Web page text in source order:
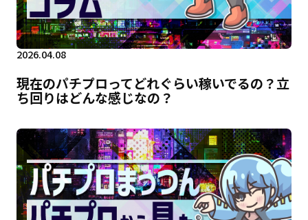
2026.04.08
現在のパチプロってどれぐらい稼いでるの？立
ち回りはどんな感じなの？